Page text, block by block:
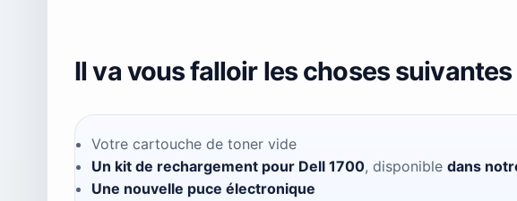
Il va vous falloir les choses
Votre cartouche de toner vide
Un kit de rechargement pour Dell 1700, disponible dans
Une nouvelle puce électronique